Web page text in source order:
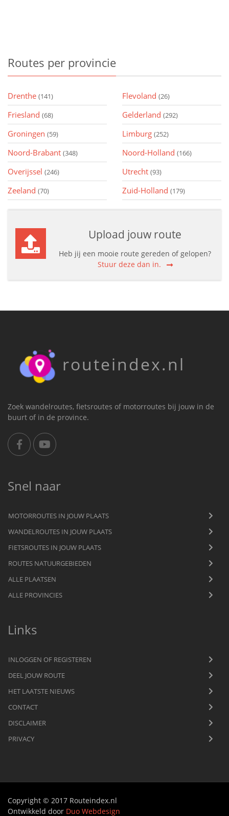
Routes per provincie
Drenthe (141) Flevoland (26)
Friesland (68) Gelderland (292)
Groningen (59) Limburg (252)
Noord-Brabant (348) Noord-Holland (166)
Overijssel (246) Utrecht (93)
Zeeland (70) Zuid-Holland (179)
Upload jouw route
Heb jij een mooie route gereden of gelopen?
Stuur deze dan in.
routeindex.nl
Zoek wandelroutes, fietsroutes of motorroutes bij jouw in de
buurt of in de province.
Snel naar
MOTORROUTES IN JOUW PLAATS
WANDELROUTES IN JOUW PLAATS
FIETSROUTES IN JOUW PLAATS
ROUTES NATUURGEBIEDEN
ALLE PLAATSEN
ALLE PROVINCIES
Links
INLOGGEN OF REGISTEREN
DEEL JOUW ROUTE
HET LAATSTE NIEUWS
CONTACT
DISCLAIMER
PRIVACY
Copyright © 2017 Routeindex.nl
Ontwikkeld door Duo Webdesign